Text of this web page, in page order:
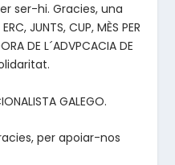
ser-hi. Gracies, una
JUNTS, CUP, MÈS PER
DE L´ADVPCACIA DE
GALEGO.
per apoiar-nos